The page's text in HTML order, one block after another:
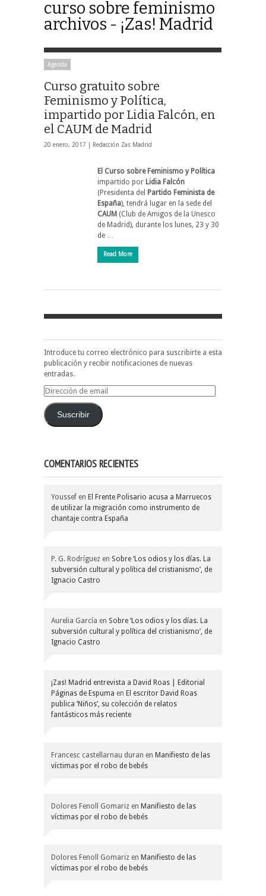
curso sobre feminismo
archivos - ¡Zas! Madrid
Agenda
Curso gratuito sobre
Feminismo y Política,
impartido por Lidia Falcón, en
el CAUM de Madrid
20 enero, 2017 | Redacción Zas Madrid
El Curso sobre Feminismo y Política
impartido por Lidia Falcón
(Presidenta del Partido Feminista de
España), tendrá lugar en la sede del
CAUM (Club de Amigos de la Unesco
de Madrid), durante los lunes, 23 y 30
de …
Read More
Introduce tu correo electrónico para suscribirte a esta
publicación y recibir notificaciones de nuevas
entradas.
Dirección
emailSuscribir
COMENTARIOS RECIENTES
Youssef en El Frente Polisario acusa a Marruecos
de utilizar la migración como instrumento de
chantaje contra España
P. G. Rodríguez en Sobre ‘Los odios y los días. La
subversión cultural y política del cristianismo’, de
Ignacio Castro
Aurelia García en Sobre ‘Los odios y los días. La
subversión cultural y política del cristianismo’, de
Ignacio Castro
¡Zas! Madrid entrevista a David Roas | Editorial
Páginas de Espuma en El escritor David Roas
publica ‘Niños’, su colección de relatos
fantásticos más reciente
Francesc castellarnau duran en Manifiesto de las
víctimas por el robo de bebés
Dolores Fenoll Gomariz en Manifiesto de las
víctimas por el robo de bebés
Dolores Fenoll Gomariz en Manifiesto de las
víctimas por el robo de bebés